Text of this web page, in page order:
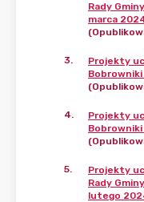
Rady
marca
3.
Projekty
Bobrowniki
4.
Projekty
5.
Projekty
Rady
lutego